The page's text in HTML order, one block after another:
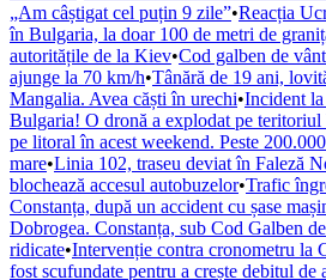
„Am câștigat cel puțin 9 zile”•Reacția
în Bulgaria, la doar 100 de metri de
autoritățile de la Kiev•Cod galben de
ajunge la 70 km/h•Tânără de 19 ani,
Mangalia. Avea căști în urechi•Incident
Bulgaria! O dronă a explodat pe teritoriul
pe litoral în acest weekend. Peste
mare•Linia 102, traseu deviat în Faleză
blochează accesul autobuzelor•Trafic
Constanța, după un accident cu șase
Dobrogea. Constanța, sub Cod Galben
ridicate•Intervenție contra cronometru la
fost scufundate pentru a crește debitul de